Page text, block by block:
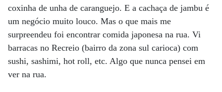
coxinha de unha de caranguejo. E a cachaça de jambu é
um negócio muito louco. Mas o que mais me
surpreendeu foi encontrar comida japonesa na rua. Vi
barracas no Recreio (bairro da zona sul carioca) com
sushi, sashimi, hot roll, etc. Algo que nunca pensei em
ver na rua.